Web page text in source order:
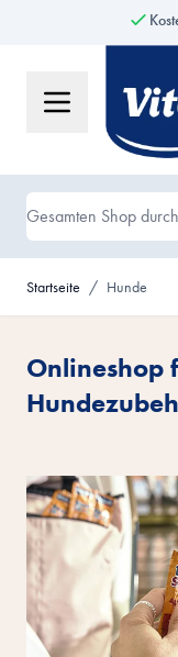
Startseite / Hunde
Onlineshop